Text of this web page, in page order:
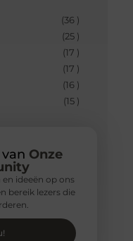
(36 )
(25 )
(17 )
(17 )
(16 )
(15 )
Onze
ideeën op ons
bereik lezers die